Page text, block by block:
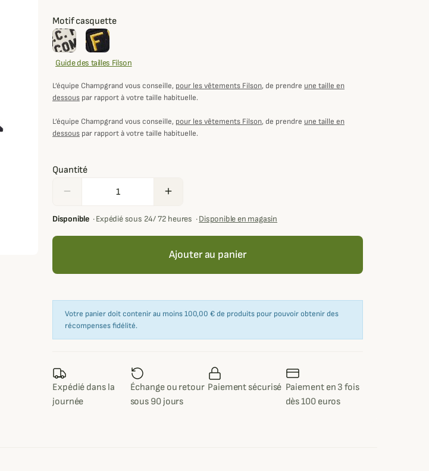
Motif casquette
Guide des tailles Filson
L’équipe Champgrand vous conseille, pour les vêtements Filson, de prendre une taille en
dessous par rapport à votre taille habituelle.
L’équipe Champgrand vous conseille, pour les vêtements Filson, de prendre une taille en
dessous par rapport à votre taille habituelle.
Quantité
remove add
Disponible ·Expédié sous 24/ 72 heures ·Disponible en magasin
Ajouter au panier
Votre panier doit contenir au moins 100,00 € de produits pour pouvoir obtenir des
récompenses fidélité.
Expédié dans la
journée
Échange ou retour
sous 90 jours
Paiement sécurisé Paiement en 3 fois
dès 100 euros